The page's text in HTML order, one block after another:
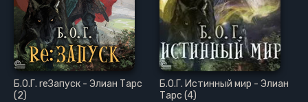
Б.О.Г. reЗапуск - Элиан Тарс
(2)
Б.О.Г. Истинный мир - Элиан
Тарс (4)